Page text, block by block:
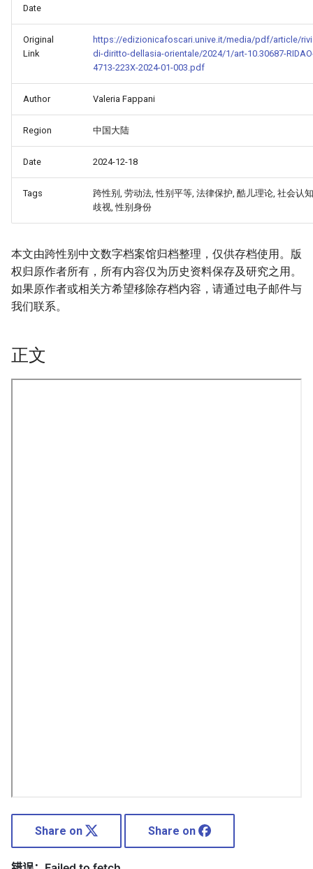
Date
Original
Link
https://edizionicafoscari.unive.it/media/pdf/article/
di-diritto-dellasia-orientale/2024/1/art-10.30687-
4713-223X-2024-01-003.pdf
Author Valeria Fappani
Region 中国大陆
Date 2024-12-18
Tags
跨性别, 劳动法, 性别平等, 法律保护, 酷儿理论, 社会认
歧视, 性别身份
本文由跨性别中文数字档案馆归档整理，仅供存档使用。版
权归原作者所有，所有内容仅为历史资料保存及研究之用。
如果原作者或相关方希望移除存档内容，请通过电子邮件与
我们联系。
正文
Share on Share on